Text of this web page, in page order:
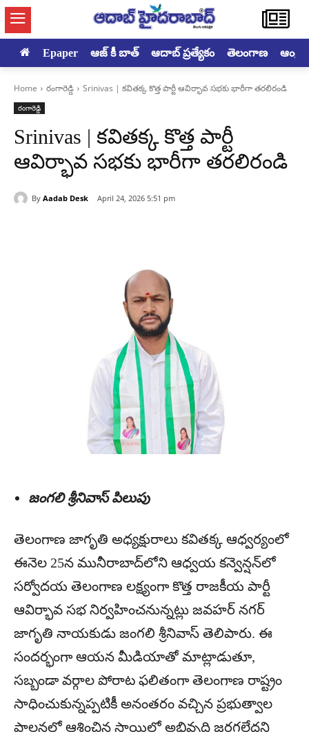
Epaper ఆజ్ కీ బాత్ ఆదాబ్ ప్రత్యేకం తెలంగాణ
Home రంగారెడ్డి Srinivas | కవితక్క కొత్త పార్టీ ఆవిర్భావ సభకు భారీగా తరలిరండి
రంగారెడ్డి
Srinivas | కవితక్క కొత్త పార్టీ
ఆవిర్భావ సభకు భారీగా తరలిరండి
By Aadab Desk April 24, 2026 5:51 pm
జంగలి శ్రీనివాస్ పిలుపు
తెలంగాణ జాగృతి అధ్యక్షురాలు కవితక్క ఆధ్వర్యంలో
ఈనెల 25న మునీరాబాద్‌లోని ఆధ్వయ కన్వెన్షన్‌లో
సర్వోదయ తెలంగాణ లక్ష్యంగా కొత్త రాజకీయ పార్టీ
ఆవిర్భావ సభ నిర్వహించనున్నట్లు జవహర్ నగర్
జాగృతి నాయకుడు జంగలి శ్రీనివాస్ తెలిపారు. ఈ
సందర్భంగా ఆయన మీడియాతో మాట్లాడుతూ,
సబ్బండా వర్గాల పోరాట ఫలితంగా తెలంగాణ రాష్ట్రం
సాధించుకున్నప్పటికీ అనంతరం వచ్చిన ప్రభుత్వాల
పాలనలో ఆశించిన స్థాయిలో అభివృద్ధి జరగలేదని